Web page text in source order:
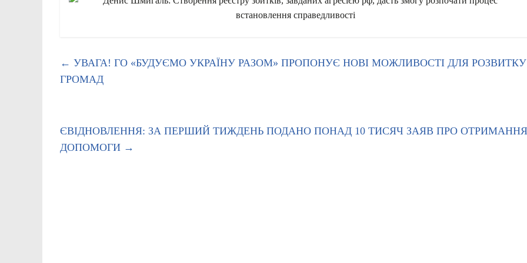
← УВАГА! ГО «БУДУЄМО УКРАЇНУ РАЗОМ» ПРОПОНУЄ НОВІ МОЖЛИВОСТІ ДЛЯ РОЗВИТКУ
ГРОМАД
ЄВІДНОВЛЕННЯ: ЗА ПЕРШИЙ ТИЖДЕНЬ ПОДАНО ПОНАД 10 ТИСЯЧ ЗАЯВ ПРО ОТРИМАННЯ
ДОПОМОГИ →